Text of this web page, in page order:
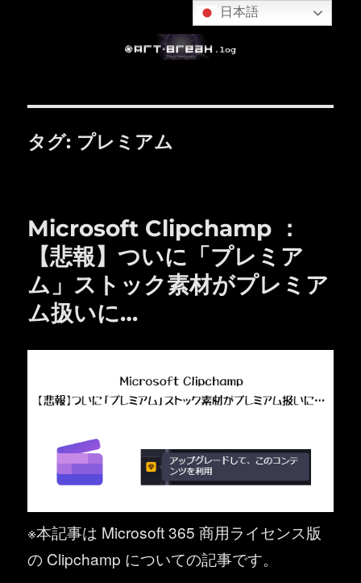
タグ: プレミアム
Microsoft Clipchamp ：
【悲報】ついに「プレミア
ム」ストック素材がプレミア
ム扱いに…
※本記事は Microsoft 365 商用ライセンス版
の Clipchamp についての記事です。
日本語